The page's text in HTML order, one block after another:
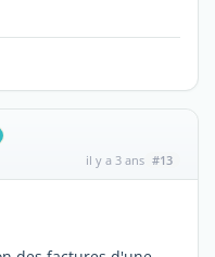
il y a 3 ans #13